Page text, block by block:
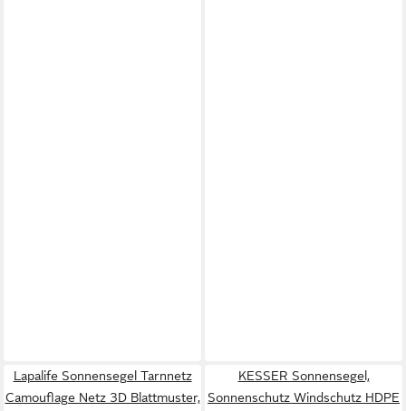
Lapalife Sonnensegel Tarnnetz
Camouflage Netz 3D Blattmuster,
KESSER Sonnensegel,
Sonnenschutz Windschutz HDPE